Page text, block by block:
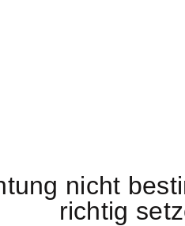
nicht
richtig